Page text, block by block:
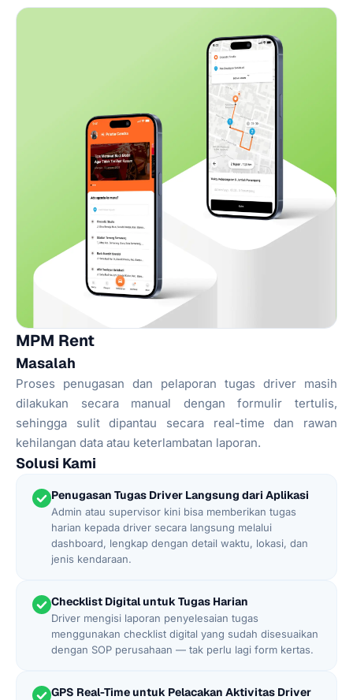
MPM Rent
Masalah
Proses penugasan dan pelaporan tugas driver masih
dilakukan secara manual dengan formulir tertulis,
sehingga sulit dipantau secara real-time dan rawan
kehilangan data atau keterlambatan laporan.
Solusi Kami
Penugasan Tugas Driver Langsung dari Aplikasi
Admin atau supervisor kini bisa memberikan tugas
harian kepada driver secara langsung melalui
dashboard, lengkap dengan detail waktu, lokasi, dan
jenis kendaraan.
Checklist Digital untuk Tugas Harian
Driver mengisi laporan penyelesaian tugas
menggunakan checklist digital yang sudah disesuaikan
dengan SOP perusahaan — tak perlu lagi form kertas.
GPS Real-Time untuk Pelacakan Aktivitas Driver